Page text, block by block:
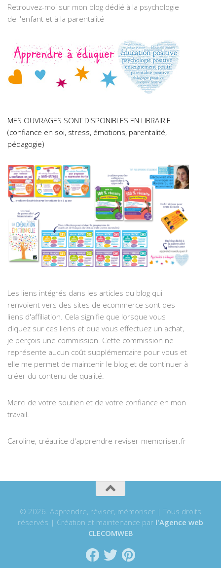
Retrouvez-moi sur mon blog dédié à la psychologie
de l'enfant et à la parentalité
MES OUVRAGES SONT DISPONIBLES EN LIBRAIRIE
(confiance en soi, stress, émotions, parentalité,
pédagogie)
Les liens intégrés dans les articles du blog qui
renvoient vers des sites de ecommerce sont des
liens d'affiliation. Cela signifie que lorsque vous
cliquez sur ces liens et que vous effectuez un achat,
je perçois une commission. Cette commission ne
représente aucun coût supplémentaire pour vous et
elle me permet de maintenir le blog et de continuer à
créer du contenu de qualité.
Merci de votre soutien et de votre confiance en mon
travail.
Caroline, créatrice d'apprendre-reviser-memoriser.fr
© 2026. Apprendre, réviser, mémoriser | Tous droits
réservés | Création et maintenance par l'Agence web
CLECOMWEB